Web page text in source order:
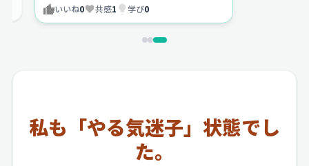
いいね0 共感1 学び0
私も「やる気迷子」状態でし
た。